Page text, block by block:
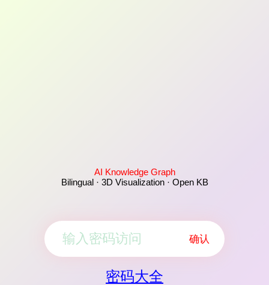
AI Knowledge Graph
Bilingual · 3D Visualization · Open KB
确认
密码大全